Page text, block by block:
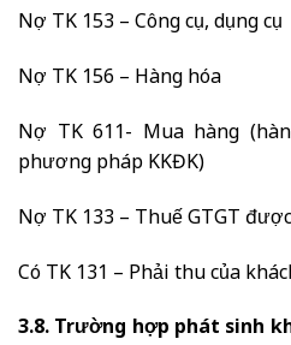
Nợ TK 153 – Công cụ, dụng cụ
Nợ TK 156 – Hàng hóa
Nợ TK 611- Mua hàng
phương pháp KKĐK)
Nợ TK 133 – Thuế GTGT
Có TK 131 – Phải thu của
3.8. Trường hợp phát sinh